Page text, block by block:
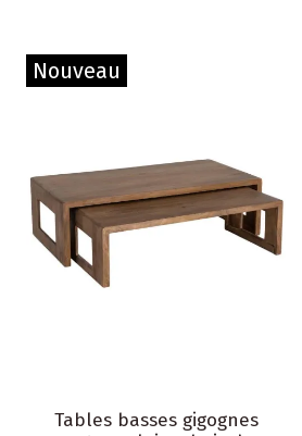
Nouveau
Tables basses gigognes